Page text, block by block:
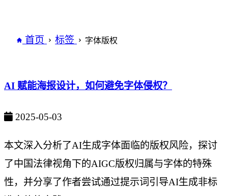
首页 标签 字体版权
AI 赋能海报设计，如何避免字体侵权？
2025-05-03
本文深入分析了AI生成字体面临的版权风险，探讨
了中国法律视角下的AIGC版权归属与字体的特殊
性，并分享了作者尝试通过提示词引导AI生成非标